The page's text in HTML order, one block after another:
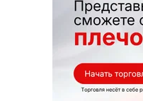
т
ь